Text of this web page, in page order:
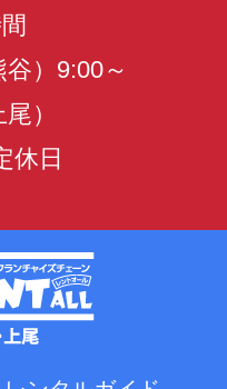
）9:00～
）
休日